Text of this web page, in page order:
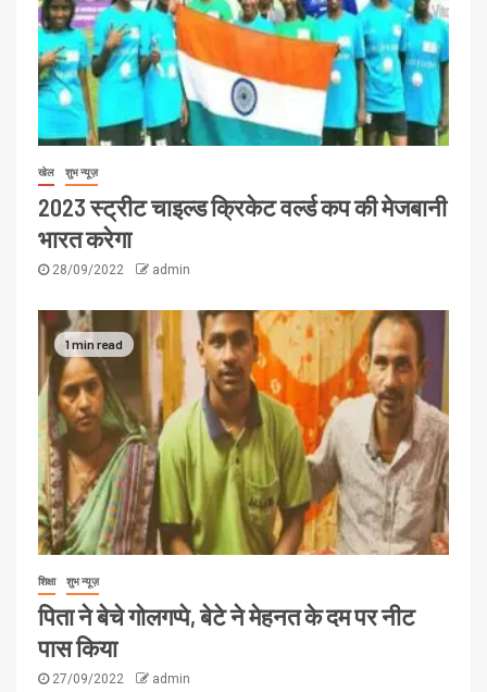
खेल शुभ न्यूज़
2023 स्ट्रीट चाइल्ड क्रिकेट वर्ल्ड कप की मेजबानी
भारत करेगा
28/09/2022 admin
1 min read
शिक्षा शुभ न्यूज़
पिता ने बेचे गोलगप्पे, बेटे ने मेहनत के दम पर नीट
पास किया
27/09/2022 admin